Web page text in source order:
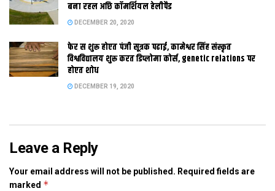
Tags: Alive Girl MNS Leader mumbai
Raped
बना रहल अछि कॉमर्शियल हेलीपैड
DECEMBER 20, 2020
फेर स शुरू होएत पंजी सूत्रक पढाई, कामेश्वर सिंह संस्कृत
विश्वविद्यालय शुरू करत डिप्लोमा कोर्स, genetic relations पर
होएत शोध
DECEMBER 19, 2020
Leave a Reply
Your email address will not be published. Required fields are
marked *